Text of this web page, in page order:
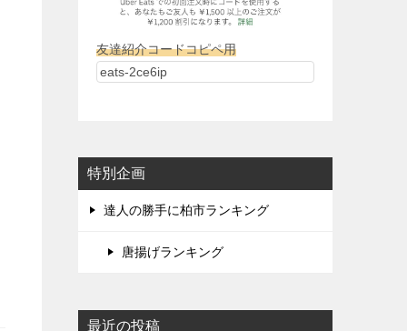
友達紹介コードコピペ用
特別企画
達人の勝手に柏市ランキング
唐揚げランキング
最近の投稿